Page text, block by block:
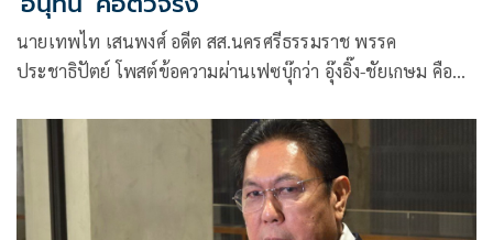
นายเทพไท เสนพงศ์ อดีต สส.นครศรีธรรมราช พรรค
ประชาธิปัตย์ โพสต์ข้อความผ่านเฟซบุ๊กว่า อุ๊งอิ๊ง-ชัยเกษม คือ